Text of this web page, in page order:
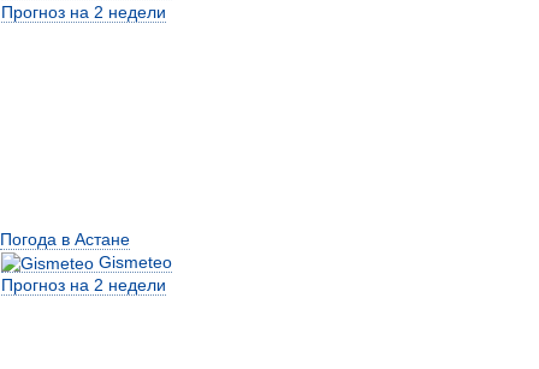
Прогноз на 2 недели
Погода в Астане
Gismeteo
Прогноз на 2 недели